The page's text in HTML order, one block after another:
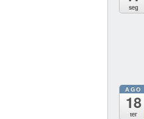
seg
AGO
18
ter